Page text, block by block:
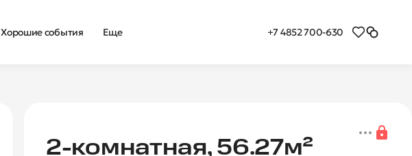
Хорошие события Еще +7 4852 700-630
Новая 2-комнатная
2‑комнатная, 56.27м²